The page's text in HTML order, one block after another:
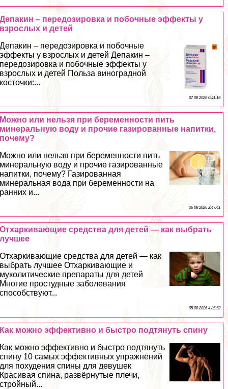
Депакин – передозировка и побочные эффекты у
взрослых и детей
Депакин – передозировка и побочные
эффекты у взрослых и детей Депакин –
передозировка и побочные эффекты у
взрослых и детей Польза виноградной
косточки:...
07 08 2026 0:41:16
Можно или нельзя при беременности пить
минеральную воду и прочие газированные напитки,
почему?
Можно или нельзя при беременности пить
минеральную воду и прочие газированные
напитки, почему? Газированная
минеральная вода при беременности на
ранних и...
06 08 2026 2:47:41
Отхаркивающие средства для детей — как выбрать
лучшее
Отхаркивающие средства для детей — как
выбрать лучшее Отхаркивающие и
муколитические препараты для детей
Многие простудные заболевания
способствуют...
05 08 2026 4:35:52
Как можно эффективно и быстро подтянуть спину
Как можно эффективно и быстро подтянуть
спину 10 самых эффективных упражнений
для похудения спины для дeвyшек
Красивая спина, развёрнутые плечи,
стройный...